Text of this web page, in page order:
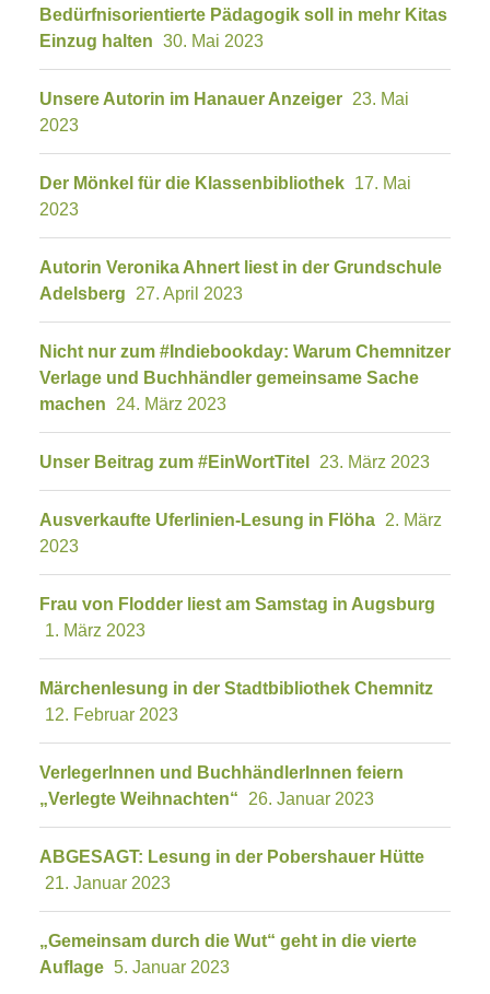
Bedürfnisorientierte Pädagogik soll in mehr Kitas
Einzug halten 30. Mai 2023
Unsere Autorin im Hanauer Anzeiger 23. Mai
2023
Der Mönkel für die Klassenbibliothek 17. Mai
2023
Autorin Veronika Ahnert liest in der Grundschule
Adelsberg
27. April 2023
Nicht nur zum #Indiebookday: Warum Chemnitzer
Verlage und Buchhändler gemeinsame Sache
machen
24. März 2023
Unser Beitrag zum #EinWortTitel 23. März 2023
Ausverkaufte Uferlinien-Lesung in Flöha 2. März
2023
Frau von Flodder liest am Samstag in Augsburg
1. März 2023
Märchenlesung in der Stadtbibliothek Chemnitz
12. Februar 2023
VerlegerInnen und BuchhändlerInnen feiern
„Verlegte Weihnachten“
26. Januar 2023
ABGESAGT: Lesung in der Pobershauer Hütte
21. Januar 2023
„Gemeinsam durch die Wut“ geht in die vierte
Auflage 5. Januar 2023